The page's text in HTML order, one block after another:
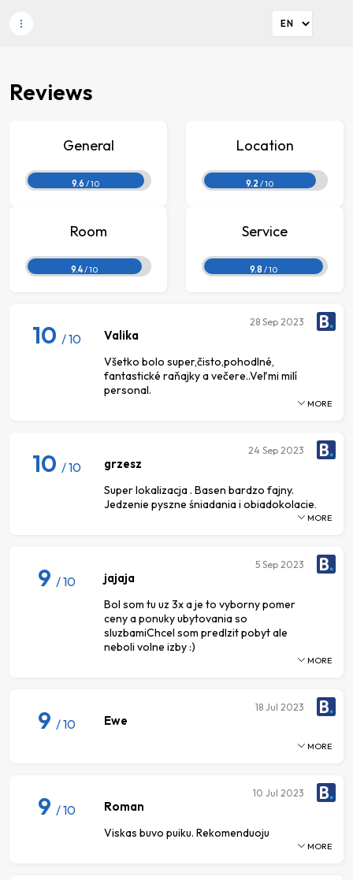
Reviews
General
9.6 / 10
Location
9.2/ 10
Room
9.4/ 10
Service
9.8 / 10
10 / 10 Valika
Všetko bolo super,čisto,pohodlné,
fantastické raňajky a večere..Veľmi milí
personal.
28 Sep 2023
MORE
10 / 10 grzesz
Super lokalizacja . Basen bardzo fajny.
Jedzenie pyszne śniadania i obiadokolacje,
24 Sep 2023
MORE
9 / 10 jajaja
Bol som tu uz 3x a je to vyborny pomer
ceny a ponuky ubytovania so
sluzbamiChcel som predlzit pobyt ale
neboli volne izby :)
5 Sep 2023
MORE
9 / 10 Ewe
18 Jul 2023
MORE
9 / 10 Roman
Viskas buvo puiku. Rekomenduoju
10 Jul 2023
MORE